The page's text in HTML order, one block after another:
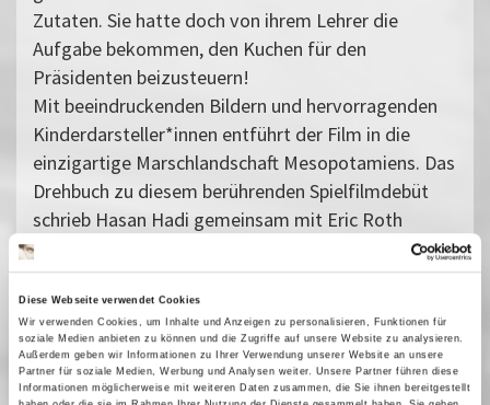
Diese Webseite verwendet Cookies
Wir verwenden Cookies, um Inhalte und Anzeigen zu personalisieren, Funktionen für
soziale Medien anbieten zu können und die Zugriffe auf unsere Website zu analysieren.
Außerdem geben wir Informationen zu Ihrer Verwendung unserer Website an unsere
Partner für soziale Medien, Werbung und Analysen weiter. Unsere Partner führen diese
Informationen möglicherweise mit weiteren Daten zusammen, die Sie ihnen bereitgestellt
Zutaten. Sie hatte doch von ihrem Lehrer die
Aufgabe bekommen, den Kuchen für den
Präsidenten beizusteuern!
Mit beeindruckenden Bildern und hervorragenden
Kinderdarsteller*innen entführt der Film in die
einzigartige Marschlandschaft Mesopotamiens. Das
Drehbuch zu diesem berührenden Spielfilmdebüt
schrieb Hasan Hadi gemeinsam mit Eric Roth
(»Forrest Gump«). Es gewann mehrere Preise in
Cannes.
Vergangene Vorstellungen
02 April 2026| 21:15
03 April 2026| 17:00